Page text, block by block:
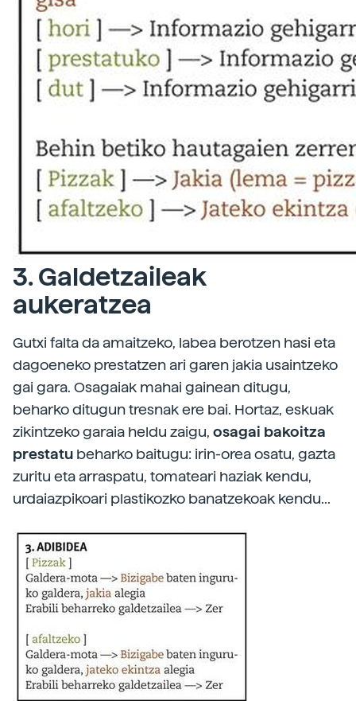
3. Galdetzaileak
aukeratzea
Gutxi falta da amaitzeko, labea berotzen hasi eta
dagoeneko prestatzen ari garen jakia usaintzeko
gai gara. Osagaiak mahai gainean ditugu,
beharko ditugun tresnak ere bai. Hortaz, eskuak
zikintzeko garaia heldu zaigu, osagai bakoitza
prestatu beharko baitugu: irin-orea osatu, gazta
zuritu eta arraspatu, tomateari haziak kendu,
urdaiazpikoari plastikozko banatzekoak kendu...